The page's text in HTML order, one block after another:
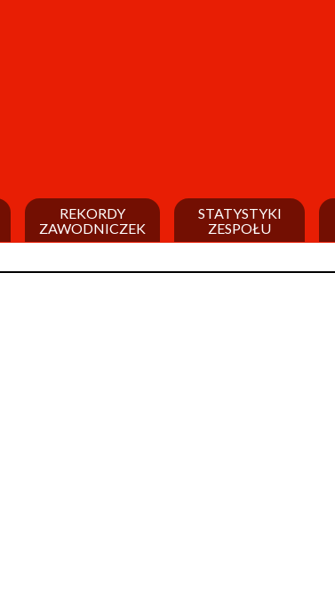
REKORDY
ZAWODNICZEK
STATYSTYKI
ZESPOŁU